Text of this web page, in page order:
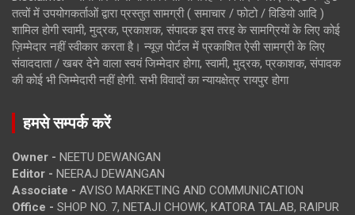
तत्वों में उपयोगकर्ताओं द्वारा प्रस्तुत सामग्री ( समाचार / फोटो / विडियो आदि )
शामिल होगी स्वामी, मुद्रक, प्रकाशक, संपादक इस तरह के सामग्रियों के लिए कोई
ज़िम्मेदार नहीं स्वीकार करता है। न्यूज़ पोर्टल में प्रकाशित ऐसी सामग्री के लिए
संवाददाता / खबर देने वाला स्वयं जिम्मेदार होगा, स्वामी, मुद्रक, प्रकाशक, संपादक
की कोई भी जिम्मेदारी नहीं होगी. सभी विवादों का न्यायक्षेत्र रायपुर होगा
हमसे सम्पर्क करें
Owner - NEETU DEWANGAN
Editor - NEERAJ DEWANGAN
Associate - AVISO MARKETING AND COMMUNICATION
Office - SHOP NO. 7, NETAJI CHOWK, KATORA TALAB, RAIPUR